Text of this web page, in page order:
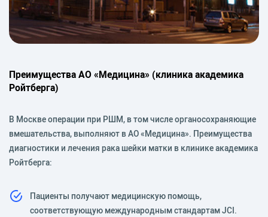
Преимущества АО «Медицина» (клиника академика
Ройтберга)
В Москве операции при РШМ, в том числе органосохраняющие
вмешательства, выполняют в АО «Медицина». Преимущества
диагностики и лечения рака шейки матки в клинике академика
Ройтберга:
Пациенты получают медицинскую помощь,
соответствующую международным стандартам JCI.